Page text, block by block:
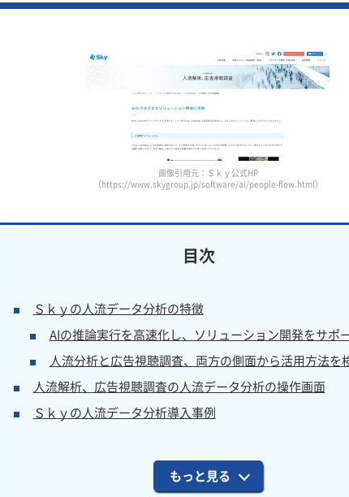
画像引用元：Ｓｋｙ公式HP
（https://www.skygroup.jp/software/ai/people-flow.html）
Ｓｋｙの人流データ分析の特徴
AIの推論実行を高速化し、ソリューション開発をサポ
人流分析と広告視聴調査、両方の側面から活用方法を
人流解析、広告視聴調査の人流データ分析の操作画面
Ｓｋｙの人流データ分析導入事例
もっと見る